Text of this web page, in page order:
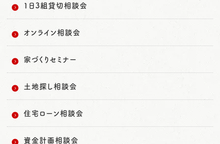
1日3組貸切相談会
オンライン相談会
家づくりセミナー
土地探し相談会
住宅ローン相談会
資金計画相談会